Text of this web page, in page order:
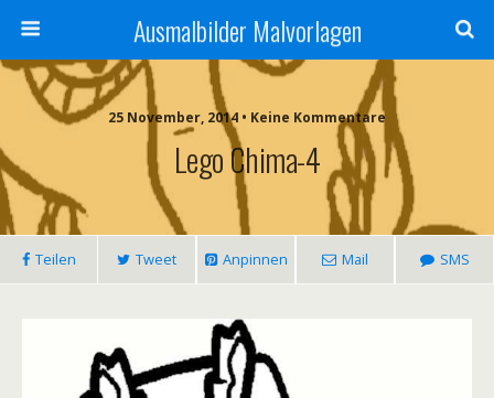
Ausmalbilder Malvorlagen
25 November, 2014 • Keine Kommentare
Lego Chima-4
Teilen Tweet Anpinnen Mail SMS